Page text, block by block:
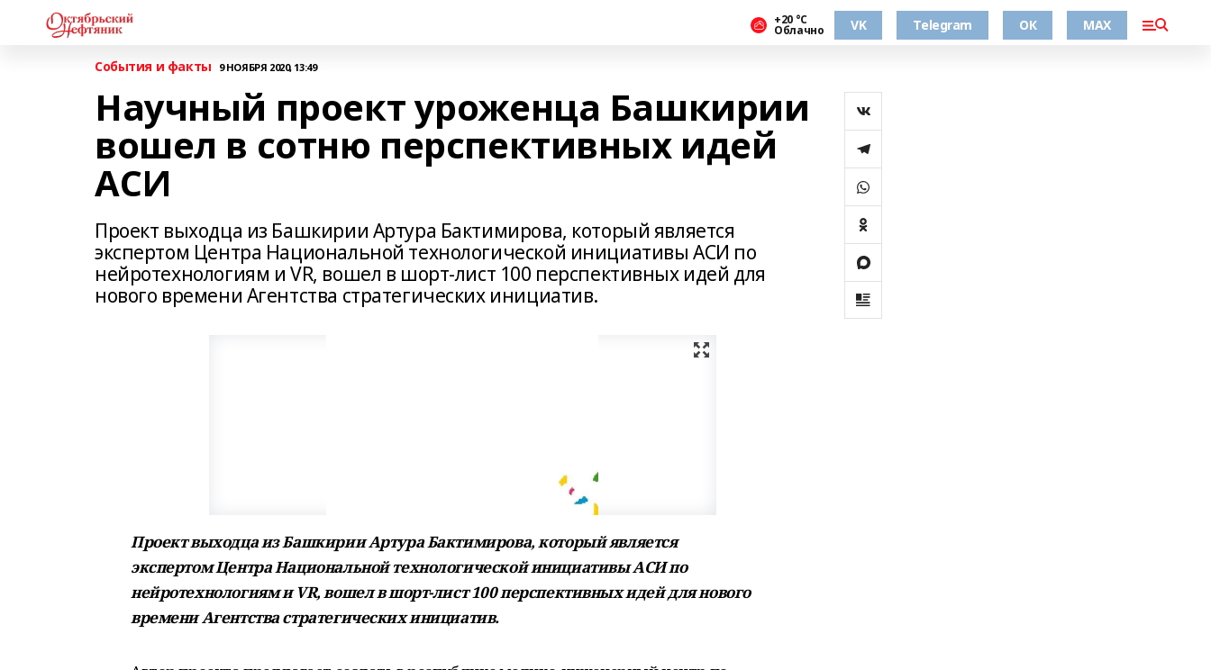
+20 °С
Облачно VK Telegram ОК MAX
События и факты 9 НОЯБРЯ 2020, 13:49
Научный проект уроженца Башкирии
вошел в сотню перспективных идей
АСИ
Проект выходца из Башкирии Артура Бактимирова, который является
экспертом Центра Национальной технологической инициативы АСИ по
нейротехнологиям и VR, вошел в шорт-лист 100 перспективных идей для
нового времени Агентства стратегических инициатив.
Проект выходца из Башкирии Артура Бактимирова, который является
экспертом Центра Национальной технологической инициативы АСИ по
нейротехнологиям и VR, вошел в шорт-лист 100 перспективных идей для нового
времени Агентства стратегических инициатив.